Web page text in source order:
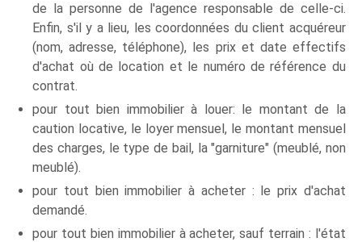
de la personne de l'agence responsable de celle-ci.
Enfin, s'il y a lieu, les coordonnées du client acquéreur
(nom, adresse, téléphone), les prix et date effectifs
d'achat où de location et le numéro de référence du
contrat.
pour tout bien immobilier à louer: le montant de la
caution locative, le loyer mensuel, le montant mensuel
des charges, le type de bail, la "garniture" (meublé, non
meublé).
pour tout bien immobilier à acheter : le prix d'achat
demandé.
pour tout bien immobilier à acheter, sauf terrain : l'état